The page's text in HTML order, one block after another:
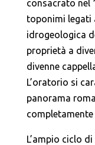
consacrato nel
toponimi legati
idrogeologica
proprietà a
divenne
L’oratorio si
panorama
L’ampio ciclo